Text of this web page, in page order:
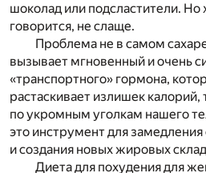
шоколад или подсластители. Но
говорится, не слаще.
Проблема не в самом
вызывает мгновенный и очень
«транспортного» гормона,
растаскивает излишек калорий,
по укромным уголкам нашего
это инструмент для
и создания новых жировых
Диета для похудения для